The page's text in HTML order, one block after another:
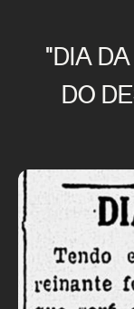
"DIA
DO